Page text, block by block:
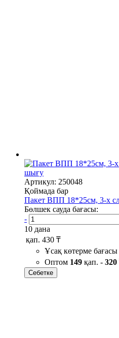
шығу
Артикул: 250048
Қоймада бар
Пакет ВПП 18*25см, 3-х
Бөлшек сауда бағасы:
-
10 дана
қап. 430 ₸
Ұсақ көтерме бағасы
Оптом 149 қап. - 320
Себетке